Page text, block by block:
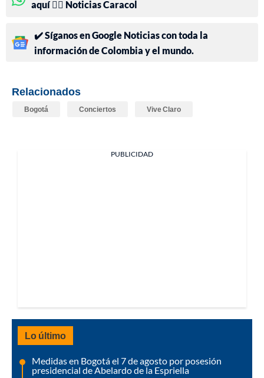
aquí 👉🏻 Noticias Caracol
✔️ Síganos en Google Noticias con toda la
información de Colombia y el mundo.
Relacionados
Bogotá Conciertos Vive Claro
PUBLICIDAD
Lo último
Medidas en Bogotá el 7 de agosto por posesión
presidencial de Abelardo de la Espriella